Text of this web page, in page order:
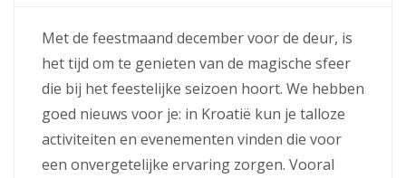
Met de feestmaand december voor de deur, is
het tijd om te genieten van de magische sfeer
die bij het feestelijke seizoen hoort. We hebben
goed nieuws voor je: in Kroatië kun je talloze
activiteiten en evenementen vinden die voor
een onvergetelijke ervaring zorgen. Vooral